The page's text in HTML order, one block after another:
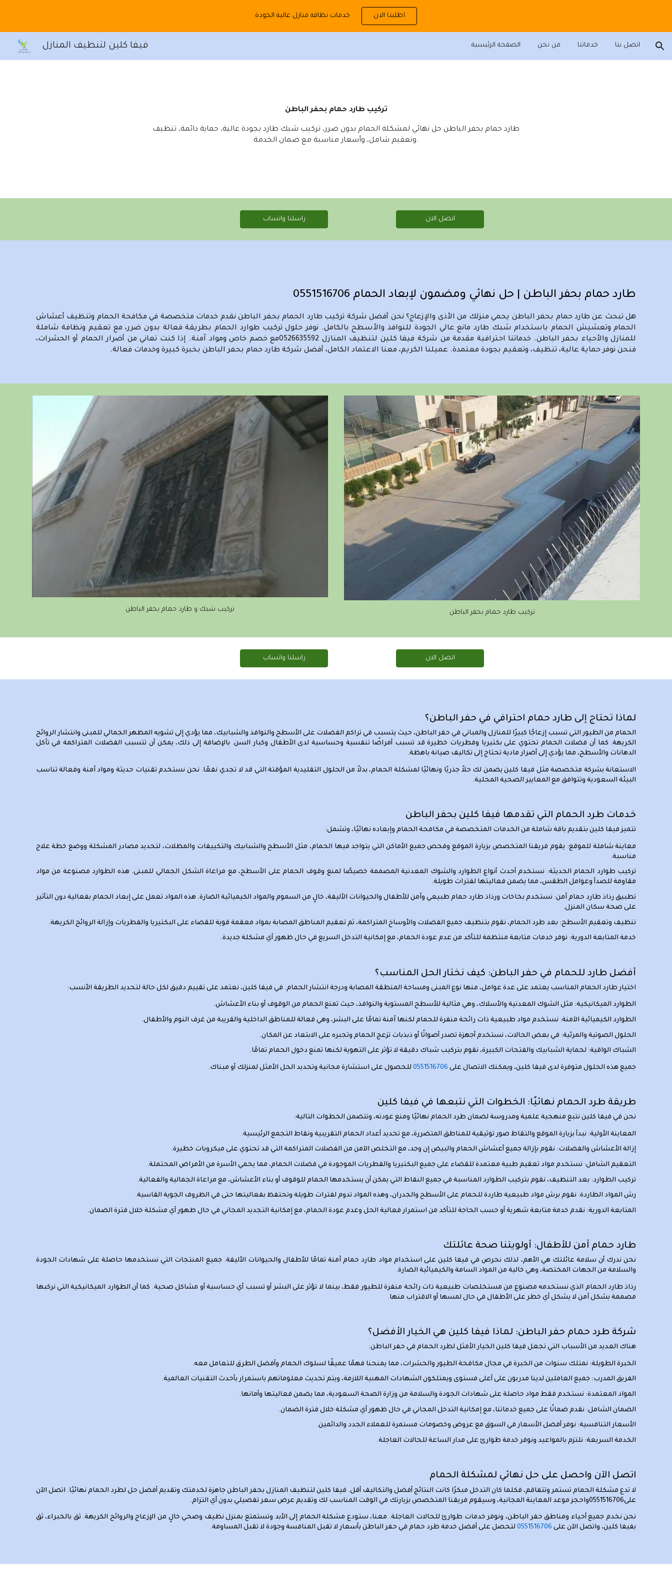
Skip to main content Skip to navigation خدمات نظافة منازل عالية الجودة اطلبنا الان
فيفا كلين لتنظيف المنازل الصفحة الرئيسية من نحن خدماتنا اتصل بنا
تركيب طارد حمام بحفر الباطن
طارد حمام بحفر الباطن حل نهائي لمشكلة الحمام بدون ضرر، تركيب شبك طارد بجودة عالية، حماية دائمة، تنظيف
وتعقيم شامل، وأسعار مناسبة مع ضمان الخدمة.
راسلنا واتساب اتصل الان
طارد حمام بحفر الباطن | حل نهائي ومضمون لإبعاد الحمام 0551516706
هل تبحث عن طارد حمام بحفر الباطن يحمي منزلك من الأذى والإزعاج؟ نحن أفضل شركة تركيب طارد الحمام بحفر الباطن نقدم خدمات متخصصة في مكافحة الحمام وتنظيف أعشاش
الحمام وتعشيش الحمام باستخدام شبك طارد مانع عالي الجودة للنوافذ والأسطح بالكامل. نوفر حلول تركيب طوارد الحمام بطريقة فعالة بدون ضرر، مع تعقيم ونظافة شاملة
للمنازل والأحياء بحفر الباطن. خدماتنا احترافية مقدمة من شركة فيفا كلين لتنظيف المنازل 0526635592مع خصم خاص ومواد آمنة. إذا كنت تعاني من أضرار الحمام أو الحشرات،
فنحن نوفر حماية عالية، تنظيف، وتعقيم بجودة معتمدة. عميلنا الكريم، معنا الاعتماد الكامل، أفضل شركة طارد حمام بحفر الباطن بخبرة كبيرة وخدمات فعالة.
تركيب شبك و طارد حمام بحفر الباطن تركيب طارد حمام بحفر الباطن
راسلنا واتساب اتصل الان
لماذا تحتاج إلى طارد حمام احترافي في حفر الباطن؟
الحمام من الطيور التي تسبب إزعاجًا كبيرًا للمنازل والمباني في حفر الباطن، حيث يتسبب في تراكم الفضلات على الأسطح والنوافذ والشبابيك، مما يؤدي إلى تشويه المظهر الجمالي للمبنى وانتشار الروائح
الكريهة. كما أن فضلات الحمام تحتوي على بكتيريا وفطريات خطيرة قد تسبب أمراضًا تنفسية وحساسية لدى الأطفال وكبار السن. بالإضافة إلى ذلك، يمكن أن تتسبب الفضلات المتراكمة في تآكل
الدهانات والأسطح، مما يؤدي إلى أضرار مادية تحتاج إلى تكاليف صيانة باهظة.
الاستعانة بشركة متخصصة مثل فيفا كلين يضمن لك حلاً جذريًا ونهائيًا لمشكلة الحمام، بدلاً من الحلول التقليدية المؤقتة التي قد لا تجدي نفعًا. نحن نستخدم تقنيات حديثة ومواد آمنة وفعالة تناسب
البيئة السعودية وتتوافق مع المعايير الصحية المحلية.
خدمات طرد الحمام التي تقدمها فيفا كلين بحفر الباطن
تتميز فيفا كلين بتقديم باقة شاملة من الخدمات المتخصصة في مكافحة الحمام وإبعاده نهائيًا، وتشمل:
معاينة شاملة للموقع: يقوم فريقنا المتخصص بزيارة الموقع وفحص جميع الأماكن التي يتواجد فيها الحمام، مثل الأسطح والشبابيك والتكييفات والمظلات، لتحديد مصادر المشكلة ووضع خطة علاج
مناسبة.
تركيب طوارد الحمام الحديثة: نستخدم أحدث أنواع الطوارد والشوك المعدنية المصممة خصيصًا لمنع وقوف الحمام على الأسطح، مع مراعاة الشكل الجمالي للمبنى. هذه الطوارد مصنوعة من مواد
مقاومة للصدأ وعوامل الطقس، مما يضمن فعاليتها لفترات طويلة.
تطبيق رذاذ طارد حمام آمن: نستخدم بخاخات ورذاذ طارد حمام طبيعي وآمن للأطفال والحيوانات الأليفة، خالٍ من السموم والمواد الكيميائية الضارة. هذه المواد تعمل على إبعاد الحمام بفعالية دون التأثير
على صحة سكان المنزل.
تنظيف وتعقيم الأسطح: بعد طرد الحمام، نقوم بتنظيف جميع الفضلات والأوساخ المتراكمة، ثم تعقيم المناطق المصابة بمواد معقمة قوية للقضاء على البكتيريا والفطريات وإزالة الروائح الكريهة.
خدمة المتابعة الدورية: نوفر خدمات متابعة منتظمة للتأكد من عدم عودة الحمام، مع إمكانية التدخل السريع في حال ظهور أي مشكلة جديدة.
أفضل طارد للحمام في حفر الباطن: كيف نختار الحل المناسب؟
اختيار طارد الحمام المناسب يعتمد على عدة عوامل، منها نوع المبنى ومساحة المنطقة المصابة ودرجة انتشار الحمام. في فيفا كلين، نعتمد على تقييم دقيق لكل حالة لتحديد الطريقة الأنسب:
الطوارد الميكانيكية: مثل الشوك المعدنية والأسلاك، وهي مثالية للأسطح المستوية والنوافذ، حيث تمنع الحمام من الوقوف أو بناء الأعشاش.
الطوارد الكيميائية الآمنة: نستخدم مواد طبيعية ذات رائحة منفرة للحمام لكنها آمنة تمامًا على البشر، وهي فعالة للمناطق الداخلية والقريبة من غرف النوم والأطفال.
الحلول الصوتية والمرئية: في بعض الحالات، نستخدم أجهزة تصدر أصواتًا أو ذبذبات تزعج الحمام وتجبره على الابتعاد عن المكان.
الشباك الواقية: لحماية الشبابيك والفتحات الكبيرة، نقوم بتركيب شباك دقيقة لا تؤثر على التهوية لكنها تمنع دخول الحمام تمامًا.
جميع هذه الحلول متوفرة لدى فيفا كلين، ويمكنك الاتصال على 0551516706للحصول على استشارة مجانية وتحديد الحل الأمثل لمنزلك أو مبناك.
طريقة طرد الحمام نهائيًا: الخطوات التي نتبعها في فيفا كلين
نحن في فيفا كلين نتبع منهجية علمية ومدروسة لضمان طرد الحمام نهائيًا ومنع عودته، وتتضمن الخطوات التالية:
المعاينة الأولية: نبدأ بزيارة الموقع والتقاط صور توثيقية للمناطق المتضررة، مع تحديد أعداد الحمام التقريبية ونقاط التجمع الرئيسية.
إزالة الأعشاش والفضلات: نقوم بإزالة جميع أعشاش الحمام والبيض إن وجد، مع التخلص الآمن من الفضلات المتراكمة التي قد تحتوي على ميكروبات خطيرة.
التعقيم الشامل: نستخدم مواد تعقيم طبية معتمدة للقضاء على جميع البكتيريا والفطريات الموجودة في فضلات الحمام، مما يحمي الأسرة من الأمراض المحتملة.
تركيب الطوارد: بعد التنظيف، نقوم بتركيب الطوارد المناسبة في جميع النقاط التي يمكن أن يستخدمها الحمام للوقوف أو بناء الأعشاش، مع مراعاة الجمالية والفعالية.
رش المواد الطاردة: نقوم برش مواد طبيعية طاردة للحمام على الأسطح والجدران، وهذه المواد تدوم لفترات طويلة وتحتفظ بفعاليتها حتى في الظروف الجوية القاسية.
المتابعة الدورية: نقدم خدمة متابعة شهرية أو حسب الحاجة للتأكد من استمرار فعالية الحل وعدم عودة الحمام، مع إمكانية التجديد المجاني في حال ظهور أي مشكلة خلال فترة الضمان.
طارد حمام آمن للأطفال: أولويتنا صحة عائلتك
نحن ندرك أن سلامة عائلتك هي الأهم، لذلك نحرص في فيفا كلين على استخدام مواد طارد حمام آمنة تمامًا للأطفال والحيوانات الأليفة. جميع المنتجات التي نستخدمها حاصلة على شهادات الجودة
والسلامة من الجهات المختصة، وهي خالية من المواد السامة والكيميائية الضارة.
رذاذ طارد الحمام الذي نستخدمه مصنوع من مستخلصات طبيعية ذات رائحة منفرة للطيور فقط، بينما لا تؤثر على البشر أو تسبب أي حساسية أو مشاكل صحية. كما أن الطوارد الميكانيكية التي نركبها
مصممة بشكل آمن لا يشكل أي خطر على الأطفال في حال لمسها أو الاقتراب منها.
شركة طرد حمام حفر الباطن: لماذا فيفا كلين هي الخيار الأفضل؟
هناك العديد من الأسباب التي تجعل فيفا كلين الخيار الأمثل لطرد الحمام في حفر الباطن:
الخبرة الطويلة: نمتلك سنوات من الخبرة في مجال مكافحة الطيور والحشرات، مما يمنحنا فهمًا عميقًا لسلوك الحمام وأفضل الطرق للتعامل معه.
الفريق المدرب: جميع العاملين لدينا مدربون على أعلى مستوى ويمتلكون الشهادات المهنية اللازمة، ويتم تحديث معلوماتهم باستمرار بأحدث التقنيات العالمية.
المواد المعتمدة: نستخدم فقط مواد حاصلة على شهادات الجودة والسلامة من وزارة الصحة السعودية، مما يضمن فعاليتها وأمانها.
الضمان الشامل: نقدم ضمانًا على جميع خدماتنا، مع إمكانية التدخل المجاني في حال ظهور أي مشكلة خلال فترة الضمان.
الأسعار التنافسية: نوفر أفضل الأسعار في السوق مع عروض وخصومات مستمرة للعملاء الجدد والدائمين.
الخدمة السريعة: نلتزم بالمواعيد ونوفر خدمة طوارئ على مدار الساعة للحالات العاجلة.
اتصل الآن واحصل على حل نهائي لمشكلة الحمام
لا تدع مشكلة الحمام تستمر وتتفاقم، فكلما كان التدخل مبكرًا كانت النتائج أفضل والتكاليف أقل. فيفا كلين لتنظيف المنازل بحفر الباطن جاهزة لخدمتك وتقديم أفضل حل لطرد الحمام نهائيًا. اتصل الآن
على0551516706واحجز موعد المعاينة المجانية، وسيقوم فريقنا المتخصص بزيارتك في الوقت المناسب لك وتقديم عرض سعر تفصيلي بدون أي التزام.
نحن نخدم جميع أحياء ومناطق حفر الباطن، ونوفر خدمات طوارئ للحالات العاجلة. معنا، ستودع مشكلة الحمام إلى الأبد وتستمتع بمنزل نظيف وصحي خالٍ من الإزعاج والروائح الكريهة. ثق بالخبراء، ثق
بفيفا كلين، واتصل الآن على 0551516706لتحصل على أفضل خدمة طرد حمام في حفر الباطن بأسعار لا تقبل المنافسة وجودة لا تقبل المساومة.